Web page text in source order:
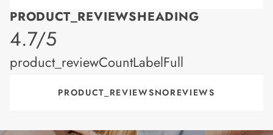
PRODUCT_REVIEWSHEADING
product_rating
4.7/5
product_reviewCountLabelFull
PRODUCT_REVIEWSNOREVIEWS